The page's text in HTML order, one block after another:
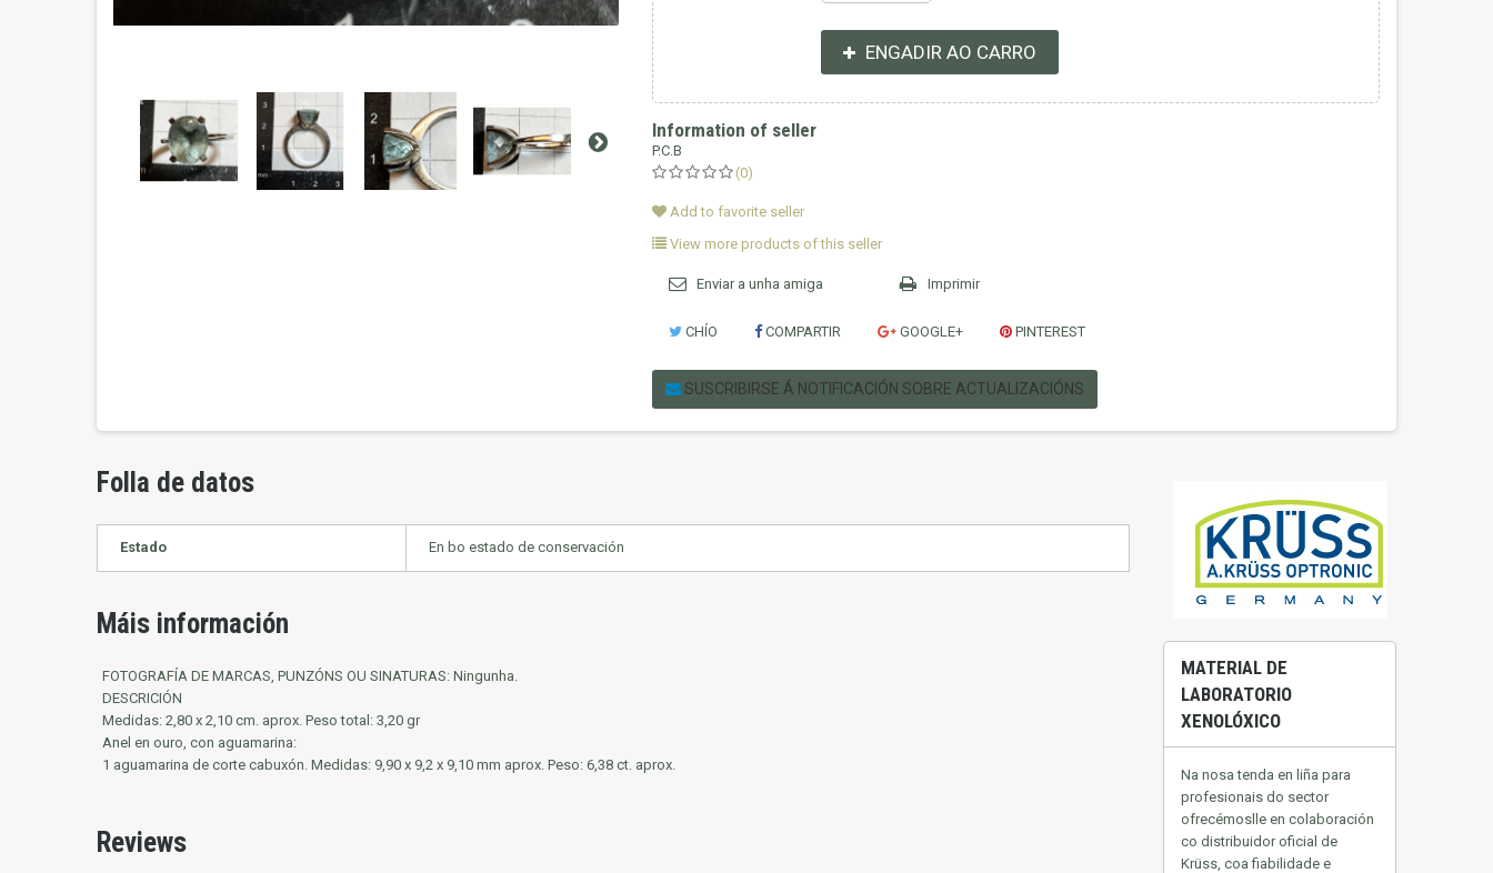
ENGADIR AO CARRO
Information of seller
P.C.B
(0)
Add to favorite seller
View more products of this seller
Enviar a unha amiga Imprimir
CHÍO COMPARTIR GOOGLE+ PINTEREST
SUSCRIBIRSE Á NOTIFICACIÓN SOBRE ACTUALIZACIÓNS
Folla de datos
Estado En bo estado de conservación
Máis información
FOTOGRAFÍA DE MARCAS, PUNZÓNS OU SINATURAS: Ningunha.
DESCRICIÓN
Medidas: 2,80 x 2,10 cm. aprox. Peso total: 3,20 gr
Anel en ouro, con aguamarina:
1 aguamarina de corte cabuxón. Medidas: 9,90 x 9,2 x 9,10 mm aprox. Peso: 6,38 ct. aprox.
Reviews
MATERIAL DE
LABORATORIO
XENOLÓXICO
Na nosa tenda en liña para
profesionais do sector
ofrecémoslle en colaboración
co distribuidor oficial de
Krüss, coa fiabilidade e